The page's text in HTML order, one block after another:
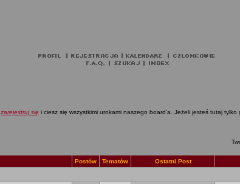
zarejestruj się i ciesz się wszystkimi urokami naszego board'a. Jeżeli jesteś tutaj
Postów Tematów Ostatni Post